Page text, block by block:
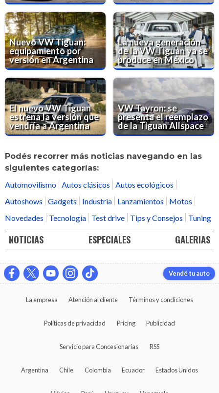
Nuevo VW Tiguan:
equipamiento por
versión en Argentina
La nueva generación
de la VW Tiguan ya se
produce en México
El nuevo VW Tiguan
estrena la versión que
vendría a Argentina
VW Tayron: se
presenta el reemplazo
de la Tiguan Allspace
Podés recorrer más noticias navegando en las
siguientes categorías:
Automovilismo
Autos clásicos
Autos ecológicos
Autoshows
Gadgets Industria Lanzamientos
Motos
Novedades
Tecnología Test drive Tips y Consejos Tuning
NOTICIAS ESPECIALES GALERIAS
Vendé tu auto
La empresa Atención al cliente Términos y condiciones
Políticas de privacidad Pricing Publicidad
Servicio para Concesionarias RSS
Argentina Chile Colombia Ecuador Estados Unidos